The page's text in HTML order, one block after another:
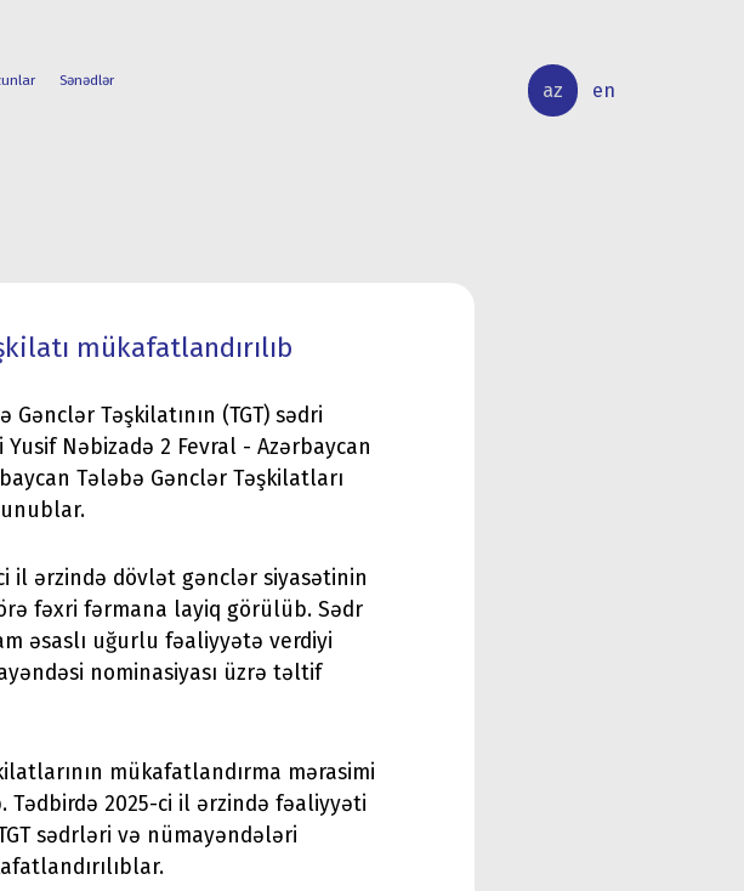
Sənədlər az en
mükafatlandırılıb
Təşkilatının (TGT) sədri
Nəbizadə 2 Fevral - Azərbaycan
Tələbə Gənclər Təşkilatları
il ərzində dövlət gənclər siyasətinin
fəxri fərmana layiq görülüb. Sədr
əsaslı uğurlu fəaliyyətə verdiyi
nominasiyası üzrə təltif
mükafatlandırma mərasimi
Tədbirdə 2025-ci il ərzində fəaliyyəti
sədrləri və nümayəndələri